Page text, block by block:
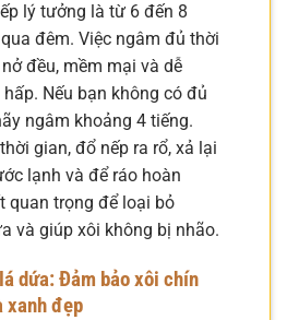
lý tưởng là từ 6 đến 8
đêm. Việc ngâm đủ thời
đều, mềm mại và dễ
Nếu bạn không có đủ
ngâm khoảng 4 tiếng.
gian, đổ nếp ra rổ, xả lại
lạnh và để ráo hoàn
quan trọng để loại bỏ
và giúp xôi không bị nhão.
dứa: Đảm bảo xôi chín
xanh đẹp